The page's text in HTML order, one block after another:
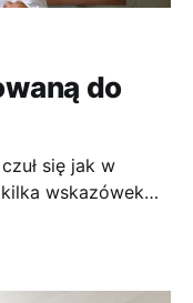
do
się jak w
wskazówek